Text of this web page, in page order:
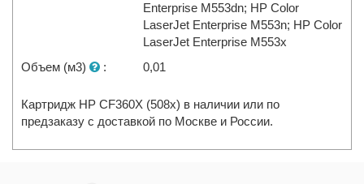
Enterprise M553dn; HP Color
LaserJet Enterprise M553n; HP Color
LaserJet Enterprise M553x
Объем (м3)
: 0,01
Картридж HP CF360X (508x) в наличии или по
предзаказу с доставкой по Москве и России.